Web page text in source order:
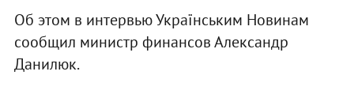
Об этом в интервью Українським Новинам
сообщил министр финансов Александр
Данилюк.